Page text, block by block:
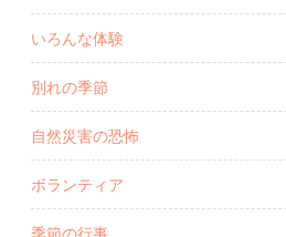
いろんな体験
別れの季節
自然災害の恐怖
ボランティア
季節の行事